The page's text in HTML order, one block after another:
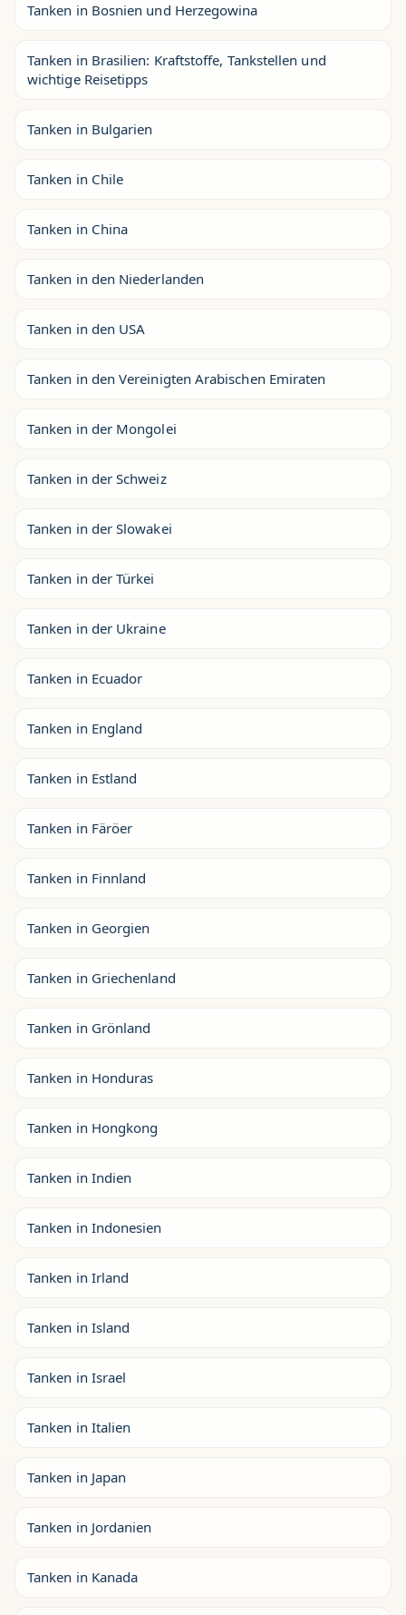
Tanken in Bosnien und Herzegowina
Tanken in Brasilien: Kraftstoffe, Tankstellen und
wichtige Reisetipps
Tanken in Bulgarien
Tanken in Chile
Tanken in China
Tanken in den Niederlanden
Tanken in den USA
Tanken in den Vereinigten Arabischen Emiraten
Tanken in der Mongolei
Tanken in der Schweiz
Tanken in der Slowakei
Tanken in der Türkei
Tanken in der Ukraine
Tanken in Ecuador
Tanken in England
Tanken in Estland
Tanken in Färöer
Tanken in Finnland
Tanken in Georgien
Tanken in Griechenland
Tanken in Grönland
Tanken in Honduras
Tanken in Hongkong
Tanken in Indien
Tanken in Indonesien
Tanken in Irland
Tanken in Island
Tanken in Israel
Tanken in Italien
Tanken in Japan
Tanken in Jordanien
Tanken in Kanada